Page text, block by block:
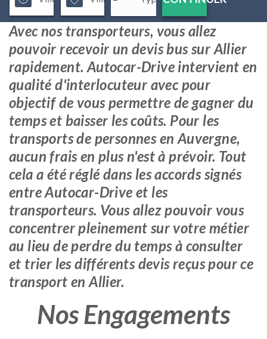
Avec nos transporteurs, vous allez
pouvoir recevoir un devis bus sur Allier
rapidement. Autocar-Drive intervient en
qualité d'interlocuteur avec pour
objectif de vous permettre de gagner du
temps et baisser les coûts. Pour les
transports de personnes en Auvergne,
aucun frais en plus n'est à prévoir. Tout
cela a été réglé dans les accords signés
entre Autocar-Drive et les
transporteurs. Vous allez pouvoir vous
concentrer pleinement sur votre métier
au lieu de perdre du temps à consulter
et trier les différents devis reçus pour ce
transport en Allier.
Nos Engagements